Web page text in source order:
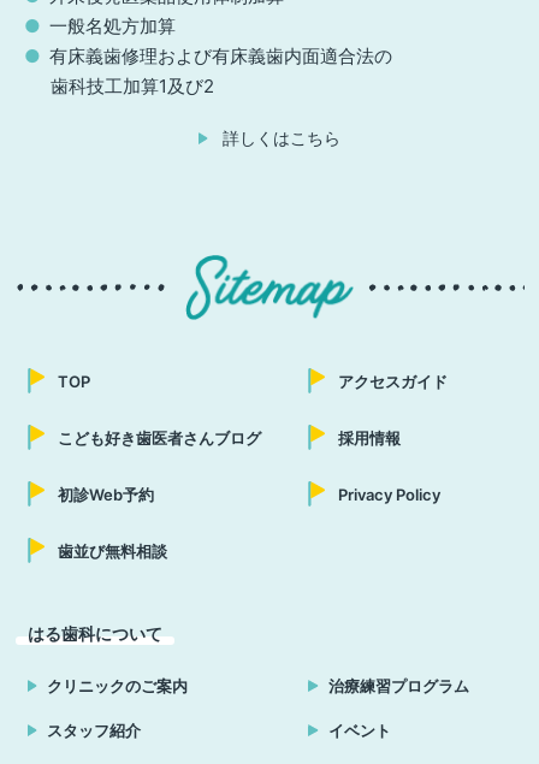
一般名処方加算
有床義歯修理および有床義歯内面適合法の
歯科技工加算1及び2
詳しくはこちら
TOP
こども好き歯医者さんブログ
初診Web予約
歯並び無料相談
アクセスガイド
採用情報
Privacy Policy
はる歯科について
クリニックのご案内
スタッフ紹介
治療練習プログラム
イベント